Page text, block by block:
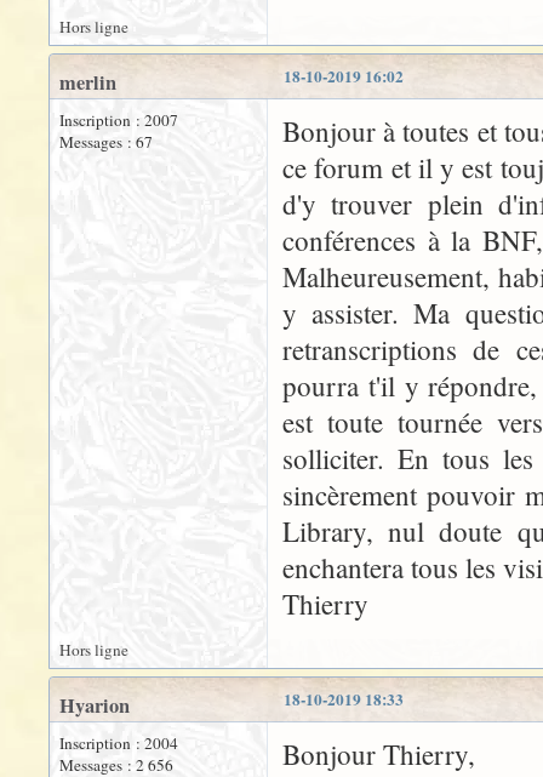
Hors ligne
18-10-2019 16:02
merlin
Inscription : 2007
Messages : 67
Bonjour à toutes et
ce forum et il y est
d'y trouver plein
conférences à la
Malheureusement,
y assister. Ma
retranscriptions de
pourra t'il y répondre,
est toute tournée
solliciter. En tous les
sincèrement pouvoir
Library, nul doute
enchantera tous les
Thierry
Hors ligne
18-10-2019 18:33
Hyarion
Inscription : 2004
Messages : 2 656
Bonjour Thierry,